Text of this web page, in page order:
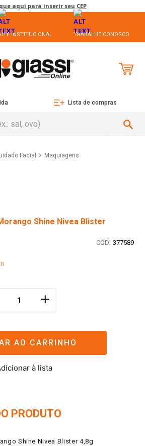
aqui para inserir seu CEP
INSTITUCIONAL TRABALHE CONOSCO
Lista de compras
Facial Maquiagens
Shine Nivea Blister
: 377589
＋
AO CARRINHO
PRODUTO
Shine Nivea Blister 4,8g